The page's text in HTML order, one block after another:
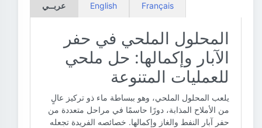
عربــي English Français
المحلول الملحي في حفر
الآبار وإكمالها: حل ملحي
للعمليات المتنوعة
يلعب المحلول الملحي، وهو ببساطة ماء ذو تركيز عالٍ
من الأملاح المذابة، دورًا حاسمًا في مراحل متعددة من
حفر آبار النفط والغاز وإكمالها. خصائصه الفريدة تجعله